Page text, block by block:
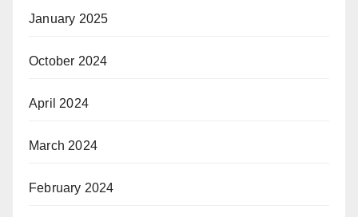
January 2025
October 2024
April 2024
March 2024
February 2024